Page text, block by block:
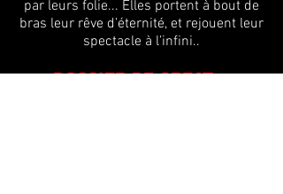
par leurs folie... Elles portent à bout de
bras leur rêve d’éternité, et rejouent leur
spectacle à l’infini..
DOSSIER DE CREATION